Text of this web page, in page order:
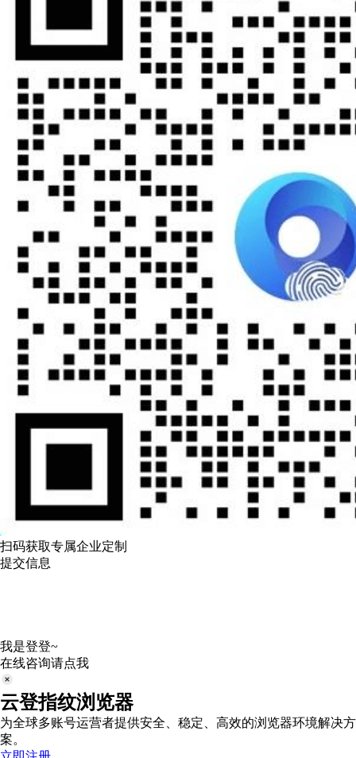
扫码获取专属企业定制
提交信息
我是登登~
在线咨询请点我
云登指纹浏览器
为全球多账号运营者提供安全、稳定、高效的浏览器环境解决方
案。